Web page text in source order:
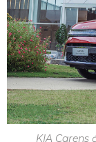
KIA Carens